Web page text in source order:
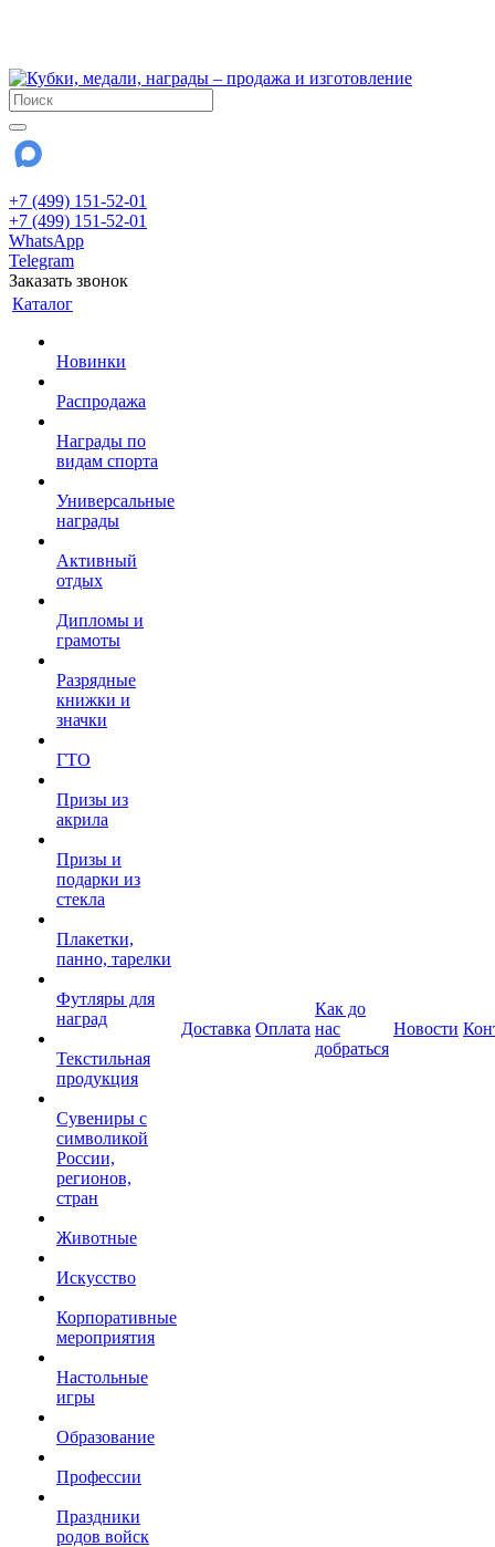
+7 (499) 151-52-01
+7 (499) 151-52-01
WhatsApp
Telegram
Заказать звонок
Каталог
Новинки
Распродажа
Награды по
видам спорта
Универсальные
награды
Активный
отдых
Дипломы и
грамоты
Разрядные
книжки и
значки
ГТО
Призы из
акрила
Призы и
подарки из
стекла
Плакетки,
панно, тарелки
Футляры для
наград
Текстильная
продукция
Сувениры с
символикой
России,
регионов,
стран
Животные
Искусство
Корпоративные
мероприятия
Настольные
игры
Образование
Профессии
Праздники
родов войск
Доставка Оплата
Как до
нас
добраться
Новости